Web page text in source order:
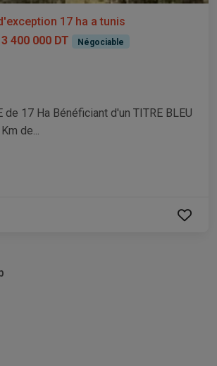
17 ha a tunis
3 400 000 DT Négociable
de 17 Ha Bénéficiant d'un TITRE BLEU
de...